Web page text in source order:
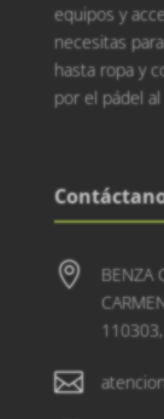
equipos y
necesitas
hasta ropa y
por el pádel

BENZA
110303,
